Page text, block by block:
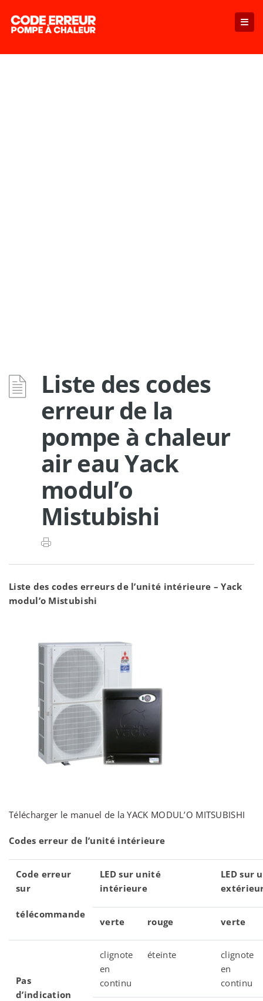
Liste des codes
erreur de la
pompe à chaleur
air eau Yack
modul’o
Mistubishi
Liste des codes erreurs de l’unité intérieure – Yack
modul’o Mistubishi
Télécharger le manuel de la YACK MODUL’O MITSUBISHI
Codes erreur de l’unité intérieure
Code erreur
sur
télécommande
LED sur unité
intérieure
LED sur
verte rouge verte
Pas
d’indication
clignote
en
continu
éteinte
clignote
en
continu